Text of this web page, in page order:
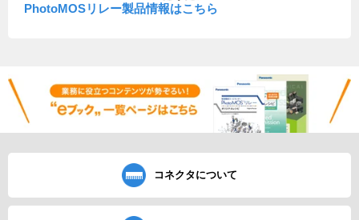
PhotoMOSリレー製品情報はこちら
コネクタについて